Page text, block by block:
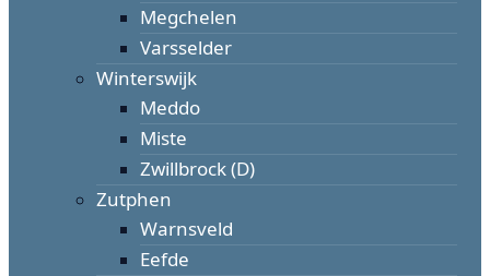
Megchelen
Varsselder
Winterswijk
Meddo
Miste
Zwillbrock (D)
Zutphen
Warnsveld
Eefde